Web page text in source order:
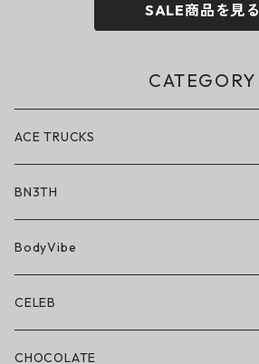
SALE商品を見る
CATEGORY
ACE TRUCKS
BN3TH
BN3TH × ON THE ROAM
ボクサーブリーフ/ショート丈
ボクサーブリーフ/ロング丈
BodyVibe
CELEB
CHOCOLATE